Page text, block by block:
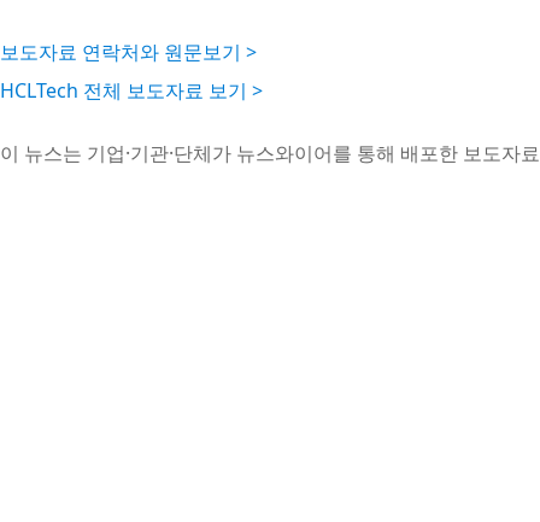
보도자료 연락처와 원문보기 >
HCLTech 전체 보도자료 보기 >
이 뉴스는 기업·기관·단체가 뉴스와이어를 통해 배포한 보도자